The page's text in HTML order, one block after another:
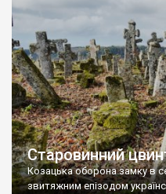
Старовинний
Козацька оборона замку в
звитяжним епізодом